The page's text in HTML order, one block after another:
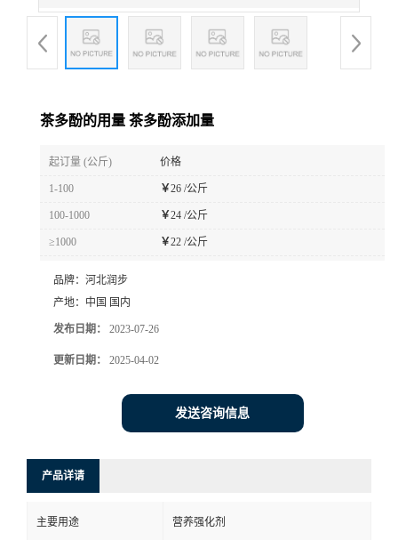
茶多酚的用量 茶多酚添加量
起订量 (公斤) 价格
1-100 ￥26 /公斤
100-1000 ￥24 /公斤
≥1000 ￥22 /公斤
品牌： 河北润步
产地： 中国 国内
发布日期： 2023-07-26
更新日期： 2025-04-02
发送咨询信息
产品详请
主要用途 营养强化剂